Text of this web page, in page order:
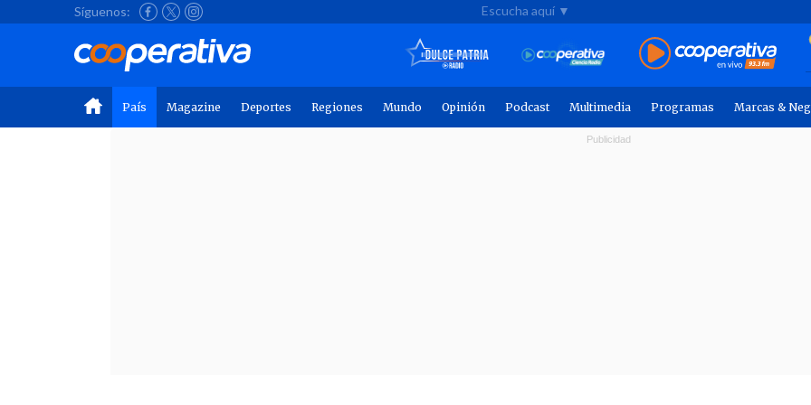
Síguenos: Escucha aquí ▼
País Magazine Deportes Regiones Mundo Opinión Podcast Multimedia Programas Marcas &